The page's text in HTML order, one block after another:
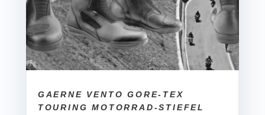
GAERNE VENTO GORE-TEX
TOURING MOTORRAD-STIEFEL